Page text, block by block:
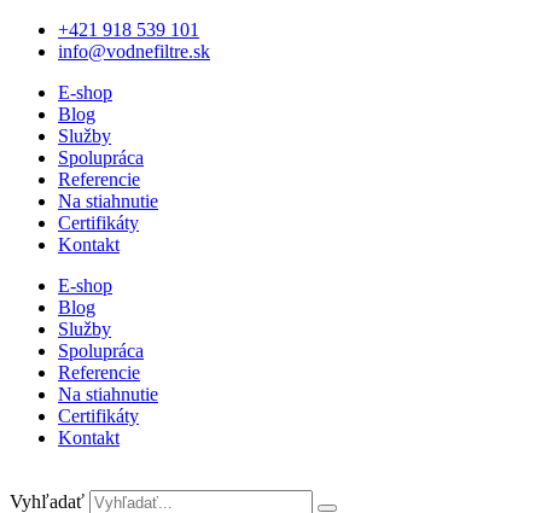
+421 918 539 101
info@vodnefiltre.sk
E-shop
Blog
Služby
Spolupráca
Referencie
Na stiahnutie
Certifikáty
Kontakt
E-shop
Blog
Služby
Spolupráca
Referencie
Na stiahnutie
Certifikáty
Kontakt
Vyhľadať